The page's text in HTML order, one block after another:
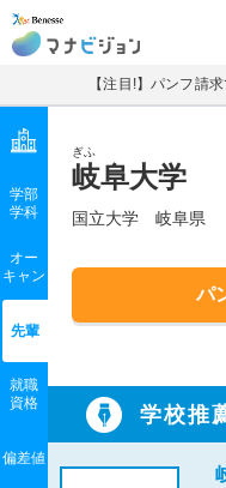
マナビジョ
【注目!】パンフ請
ぎふ
岐阜大学
国立大学 岐阜県
パ
学部
学科
オー
キャン
先輩
就職
資格
偏差値
学校推